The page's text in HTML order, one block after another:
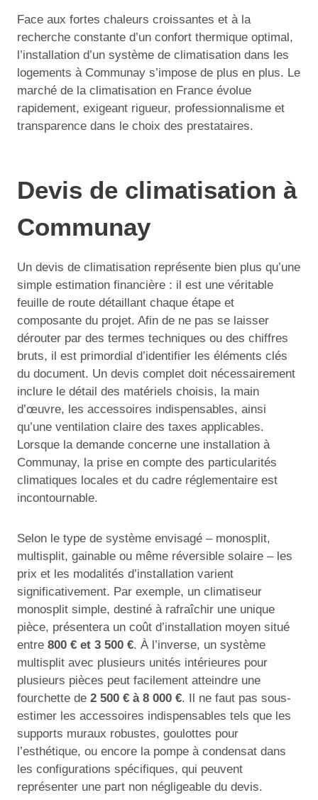
Face aux fortes chaleurs croissantes et à la
recherche constante d’un confort thermique optimal,
l’installation d’un système de climatisation dans les
logements à Communay s’impose de plus en plus. Le
marché de la climatisation en France évolue
rapidement, exigeant rigueur, professionnalisme et
transparence dans le choix des prestataires.
Devis de climatisation à
Communay
Un devis de climatisation représente bien plus qu’une
simple estimation financière : il est une véritable
feuille de route détaillant chaque étape et
composante du projet. Afin de ne pas se laisser
dérouter par des termes techniques ou des chiffres
bruts, il est primordial d’identifier les éléments clés
du document. Un devis complet doit nécessairement
inclure le détail des matériels choisis, la main
d’œuvre, les accessoires indispensables, ainsi
qu’une ventilation claire des taxes applicables.
Lorsque la demande concerne une installation à
Communay, la prise en compte des particularités
climatiques locales et du cadre réglementaire est
incontournable.
Selon le type de système envisagé – monosplit,
multisplit, gainable ou même réversible solaire – les
prix et les modalités d’installation varient
significativement. Par exemple, un climatiseur
monosplit simple, destiné à rafraîchir une unique
pièce, présentera un coût d’installation moyen situé
entre 800 € et 3 500 €. À l’inverse, un système
multisplit avec plusieurs unités intérieures pour
plusieurs pièces peut facilement atteindre une
fourchette de 2 500 € à 8 000 €. Il ne faut pas sous-
estimer les accessoires indispensables tels que les
supports muraux robustes, goulottes pour
l’esthétique, ou encore la pompe à condensat dans
les configurations spécifiques, qui peuvent
représenter une part non négligeable du devis.